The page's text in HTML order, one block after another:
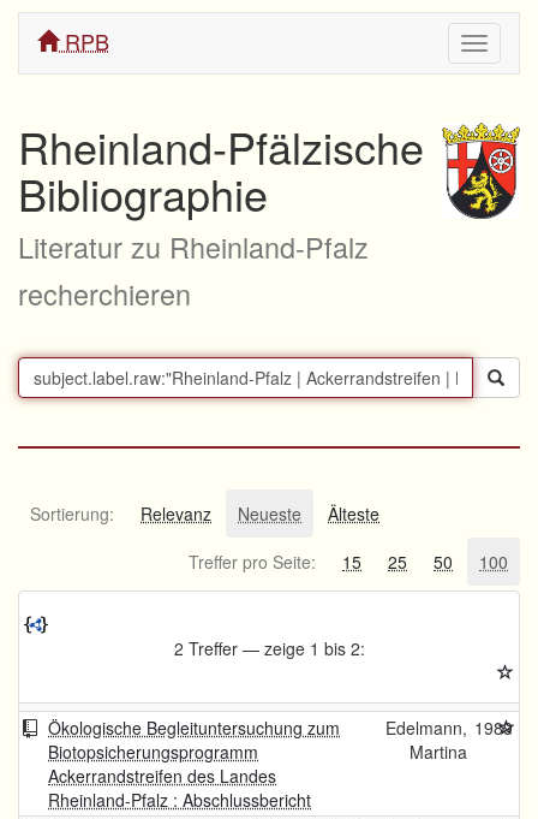
ein/
RPB
Rheinland-Pfälzische
Bibliographie
Literatur zu Rheinland-Pfalz
recherchieren
Sortierung: Relevanz Neueste
Älteste
Treffer pro Seite:
15 25 50 100
2 Treffer — zeige 1 bis 2:
Ökologische Begleituntersuchung zum
Biotopsicherungsprogramm
Ackerrandstreifen des Landes
Rheinland-Pfalz : Abschlussbericht
Edelmann,
Martina
1989